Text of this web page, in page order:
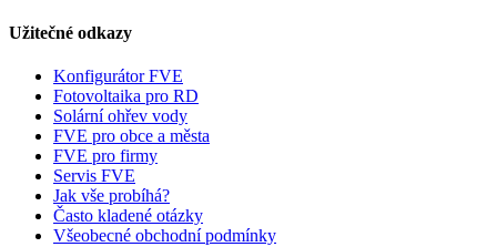
Užitečné odkazy
Konfigurátor FVE
Fotovoltaika pro RD
Solární ohřev vody
FVE pro obce a města
FVE pro firmy
Servis FVE
Jak vše probíhá?
Často kladené otázky
Všeobecné obchodní podmínky